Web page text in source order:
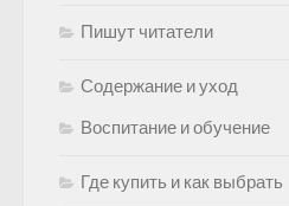
Пишут читатели
Содержание и уход
Воспитание и обучение
Где купить и как выбрать